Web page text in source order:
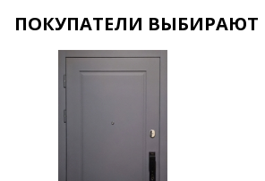
ПОКУПАТЕЛИ ВЫБИРАЮТ